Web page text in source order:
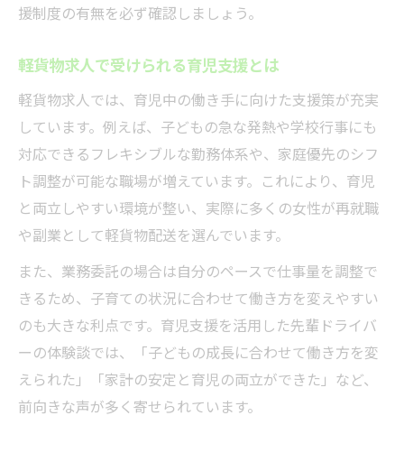
援制度の有無を必ず確認しましょう。
軽貨物求人で受けられる育児支援とは
軽貨物求人では、育児中の働き手に向けた支援策が充実
しています。例えば、子どもの急な発熱や学校行事にも
対応できるフレキシブルな勤務体系や、家庭優先のシフ
ト調整が可能な職場が増えています。これにより、育児
と両立しやすい環境が整い、実際に多くの女性が再就職
や副業として軽貨物配送を選んでいます。
また、業務委託の場合は自分のペースで仕事量を調整で
きるため、子育ての状況に合わせて働き方を変えやすい
のも大きな利点です。育児支援を活用した先輩ドライバ
ーの体験談では、「子どもの成長に合わせて働き方を変
えられた」「家計の安定と育児の両立ができた」など、
前向きな声が多く寄せられています。